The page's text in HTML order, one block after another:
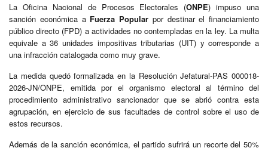
La Oficina Nacional de Procesos Electorales (ONPE) impuso una
sanción económica a Fuerza Popular por destinar el financiamiento
público directo (FPD) a actividades no contempladas en la ley. La multa
equivale a 36 unidades impositivas tributarias (UIT) y corresponde a
una infracción catalogada como muy grave.
La medida quedó formalizada en la Resolución Jefatural-PAS 000018-
2026-JN/ONPE, emitida por el organismo electoral al término del
procedimiento administrativo sancionador que se abrió contra esta
agrupación, en ejercicio de sus facultades de control sobre el uso de
estos recursos.
Además de la sanción económica, el partido sufrirá un recorte del 50%